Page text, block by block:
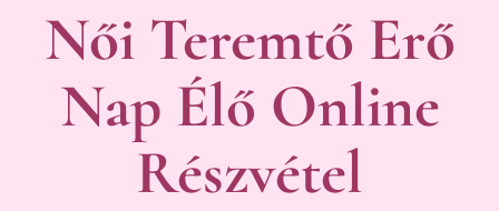
Női Teremtő Erő
Nap Élő Online
Részvétel